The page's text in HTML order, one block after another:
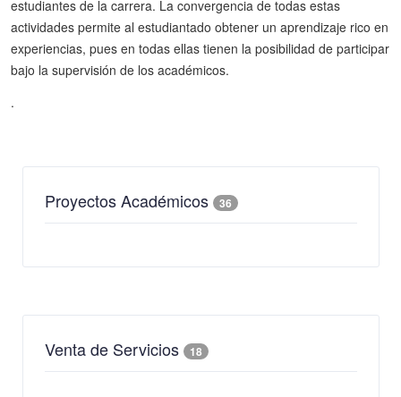
estudiantes de la carrera. La convergencia de todas estas
actividades permite al estudiantado obtener un aprendizaje rico en
experiencias, pues en todas ellas tienen la posibilidad de participar
bajo la supervisión de los académicos.
.
Proyectos Académicos 36
Venta de Servicios 18